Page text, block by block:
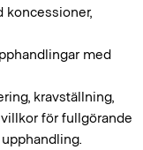
koncessioner,
med
kravställning,
för fullgörande